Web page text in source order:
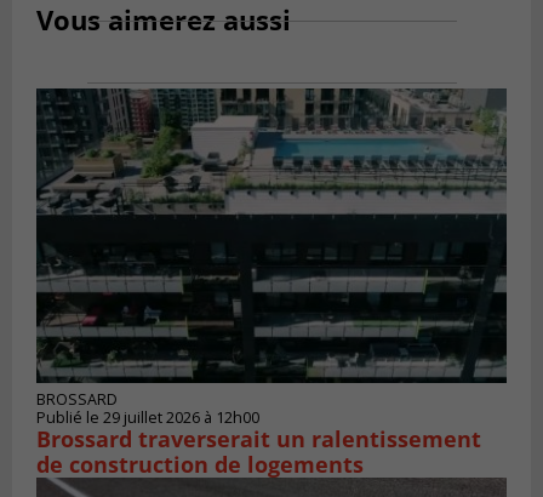
Vous aimerez aussi
BROSSARD
Publié le 29 juillet 2026 à 12h00
Brossard traverserait un ralentissement
de construction de logements